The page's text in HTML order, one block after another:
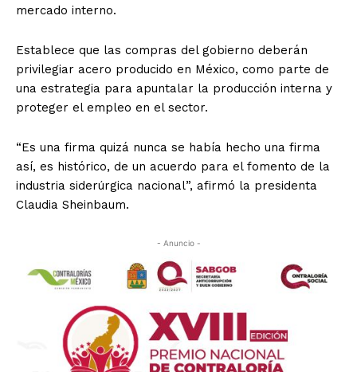
mercado interno.
Establece que las compras del gobierno deberán
privilegiar acero producido en México, como parte de
una estrategia para apuntalar la producción interna y
proteger el empleo en el sector.
“Es una firma quizá nunca se había hecho una firma
así, es histórico, de un acuerdo para el fomento de la
industria siderúrgica nacional”, afirmó la presidenta
Claudia Sheinbaum.
- Anuncio -